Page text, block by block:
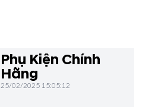
Phụ Kiện Chính
Hãng
25/02/2025 15:05:12